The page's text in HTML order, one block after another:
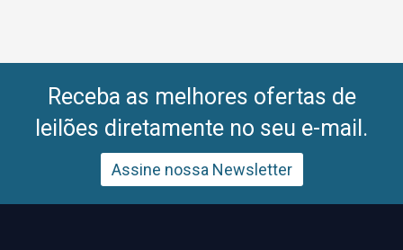
Receba as melhores ofertas de
leilões diretamente no seu e-mail.
Assine nossa Newsletter